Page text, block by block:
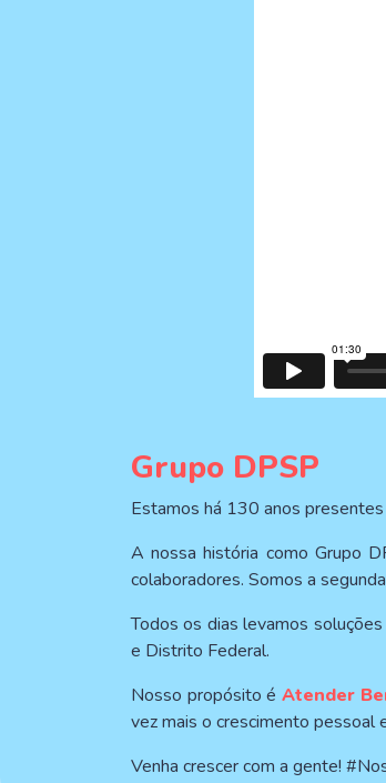
Grupo DPSP
Estamos há 130 anos
A nossa história como Grupo
colaboradores. Somos a
Todos os dias levamos
e Distrito Federal.
Nosso propósito é Atender
vez mais o crescimento pessoal
Venha crescer com a gente!